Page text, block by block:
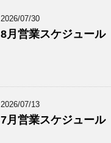
2026/07/30
8月営業スケジュール
2026/07/13
7月営業スケジュール